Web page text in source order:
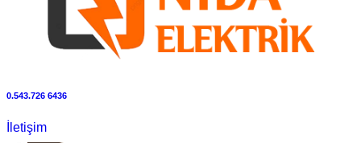
0.543.726 6436
İletişim